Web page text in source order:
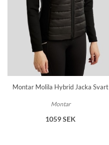
Montar Molila Hybrid Jacka Svart
Montar
1059 SEK